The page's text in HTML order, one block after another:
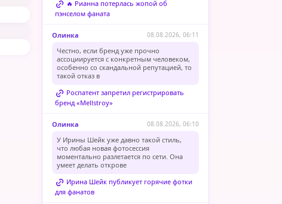
🔥 Рианна потерлась жопой об
пэнселом фаната
Олинка 08.08.2026, 06:11
Честно, если бренд уже прочно
ассоциируется с конкретным человеком,
особенно со скандальной репутацией, то
такой отказ в
Роспатент запретил регистрировать
бренд «Mellstroy»
Олинка 08.08.2026, 06:10
У Ирины Шейк уже давно такой стиль,
что любая новая фотосессия
моментально разлетается по сети. Она
умеет делать открове
Ирина Шейк публикует горячие фотки
для фанатов